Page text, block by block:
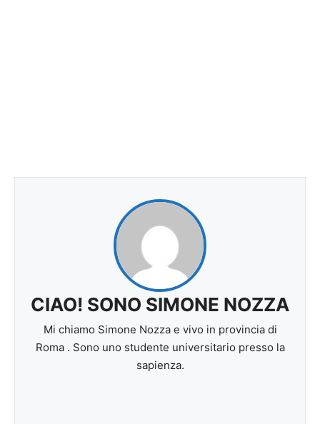
CIAO! SONO SIMONE NOZZA
Mi chiamo Simone Nozza e vivo in provincia di
Roma . Sono uno studente universitario presso la
sapienza.